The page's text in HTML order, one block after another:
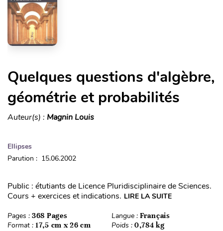
Quelques questions d'algèbre,
géométrie et probabilités
Auteur(s) : Magnin Louis
Ellipses
Parution : 15.06.2002
Public : étutiants de Licence Pluridisciplinaire de Sciences.
Cours + exercices et indications. LIRE LA SUITE
Pages : 368 Pages Langue : Français
Format : 17,5 cm x 26 cm Poids : 0,784 kg